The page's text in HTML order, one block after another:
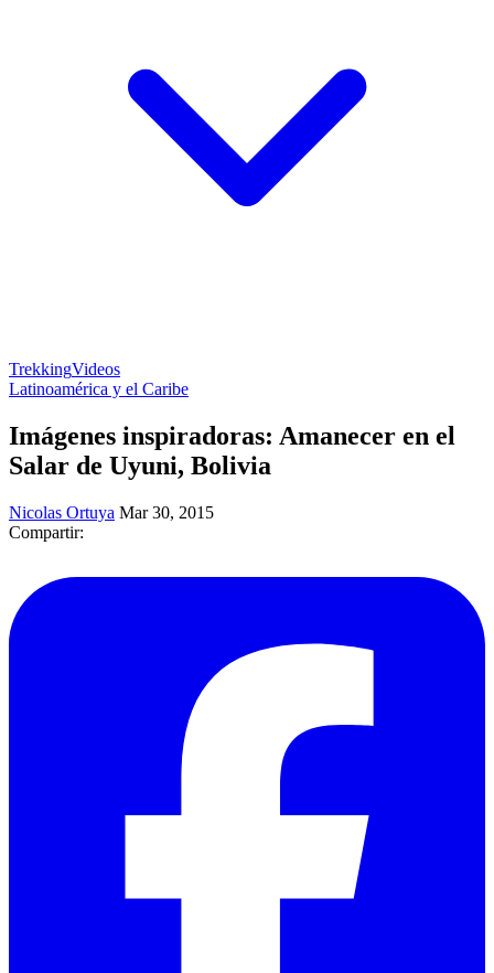
TrekkingVideos
Latinoamérica y el Caribe
Imágenes inspiradoras: Amanecer en el
Salar de Uyuni, Bolivia
Nicolas Ortuya Mar 30, 2015
Compartir: